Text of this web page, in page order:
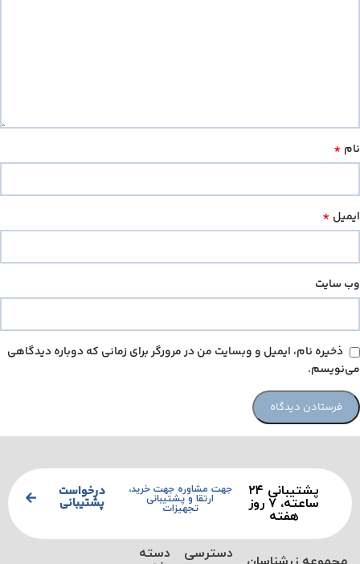
نام *
ایمیل *
وب‌ سایت
ذخیره نام، ایمیل و وبسایت من در مرورگر برای زمانی که دوباره دیدگاهی
می‌نویسم.
پشتیبانی ۲۴
ساعته، ۷ روز
هفته
جهت مشاوره جهت خرید،
ارتقا و پشتیبانی
تجهیزات
درخواست
پشتیبانی
دسترسی دسته